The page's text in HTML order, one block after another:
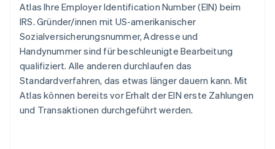
Atlas Ihre Employer Identification Number (EIN) beim
IRS. Gründer/innen mit US-amerikanischer
Sozialversicherungsnummer, Adresse und
Handynummer sind für beschleunigte Bearbeitung
qualifiziert. Alle anderen durchlaufen das
Standardverfahren, das etwas länger dauern kann. Mit
Atlas können bereits vor Erhalt der EIN erste Zahlungen
und Transaktionen durchgeführt werden.